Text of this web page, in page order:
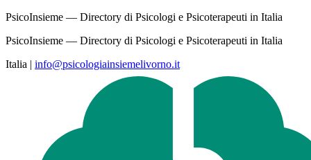
PsicoInsieme — Directory di Psicologi e Psicoterapeuti in Italia
PsicoInsieme — Directory di Psicologi e Psicoterapeuti in Italia
Italia | info@psicologiainsiemelivorno.it